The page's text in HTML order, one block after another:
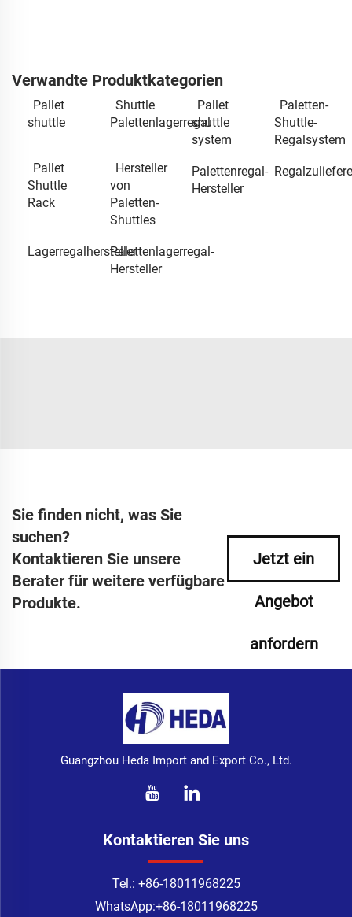
Verwandte Produktkategorien
Pallet
shuttle
Shuttle
Palettenlagerregal
Pallet
shuttle
system
Paletten-
Shuttle-
Regalsystem
Pallet
Shuttle
Rack
Hersteller
von
Paletten-
Shuttles
Palettenregal-
Hersteller
LagerregalherstellerPalettenlagerregal-
Hersteller
Sie finden nicht, was Sie
suchen?
Kontaktieren Sie unsere
Berater für weitere verfügbare
Produkte.
Jetzt ein
Angebot
anfordern
Guangzhou Heda Import and Export Co., Ltd.
Kontaktieren Sie uns
Tel.: +86-18011968225
WhatsApp:+86-18011968225